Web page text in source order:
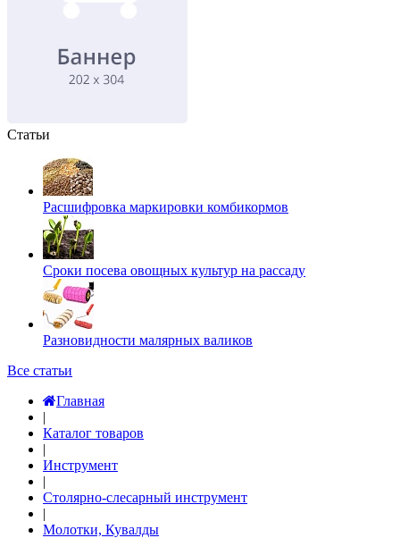
Статьи
Расшифровка маркировки комбикормов
Сроки посева овощных культур на рассаду
Разновидности малярных валиков
Все статьи
Главная
|
Каталог товаров
|
Инструмент
|
Столярно-слесарный инструмент
|
Молотки, Кувалды